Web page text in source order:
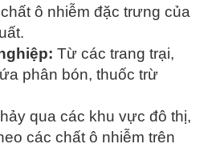
ô nhiễm đặc trưng của
Từ các trang trại,
phân bón, thuốc trừ
qua các khu vực đô thị,
các chất ô nhiễm trên